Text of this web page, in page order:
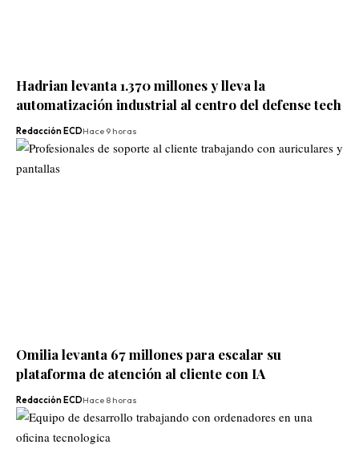
Hadrian levanta 1.370 millones y lleva la
automatización industrial al centro del defense tech
Redacción ECDHace 9 horas
Omilia levanta 67 millones para escalar su
plataforma de atención al cliente con IA
Redacción ECDHace 8 horas